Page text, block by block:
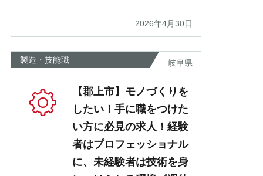
2026年4月30日
製造・技能職 岐阜県
【郡上市】モノづくりを
したい！手に職をつけた
い方に必見の求人！経験
者はプロフェッショナル
に、未経験者は技術を身